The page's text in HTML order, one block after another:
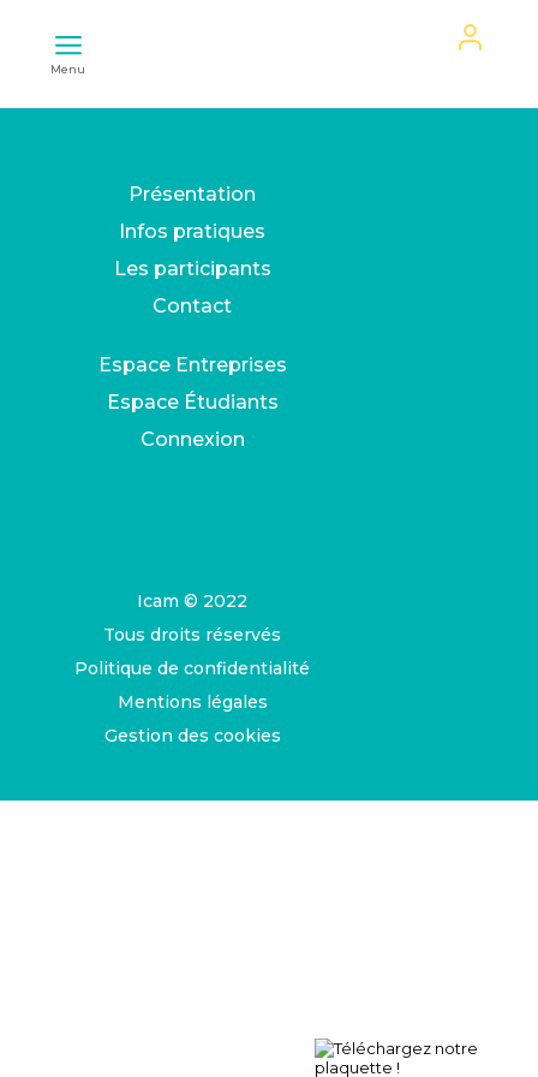
Menu
Présentation
Infos pratiques
Les participants
Contact
Espace Entreprises
Espace Étudiants
Connexion
Icam © 2022
Tous droits réservés
Politique de confidentialité
Mentions légales
Gestion des cookies